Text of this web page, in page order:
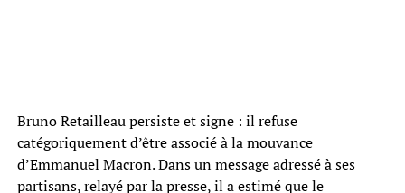
Bruno Retailleau persiste et signe : il refuse
catégoriquement d’être associé à la mouvance
d’Emmanuel Macron. Dans un message adressé à ses
partisans, relayé par la presse, il a estimé que le